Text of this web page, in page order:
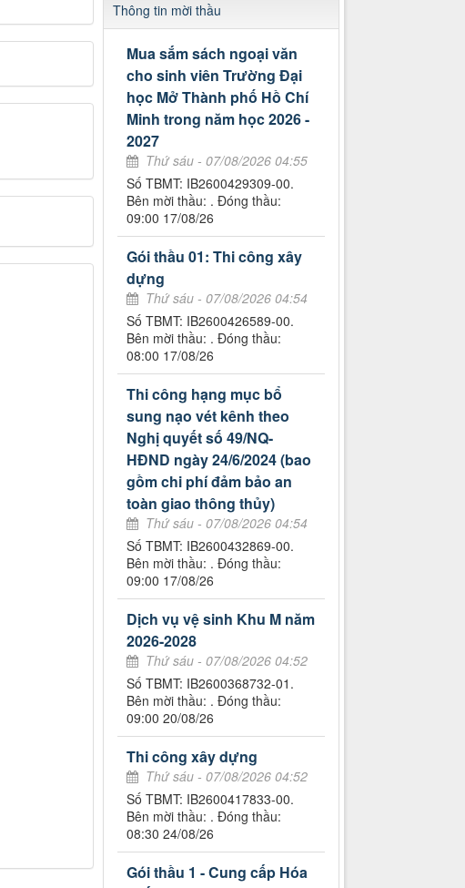
Thông tin mời thầu
Mua sắm sách ngoại văn
cho sinh viên Trường Đại
học Mở Thành phố Hồ Chí
Minh trong năm học 2026 -
2027
Thứ sáu - 07/08/2026 04:55
Số TBMT: IB2600429309-00.
Bên mời thầu: . Đóng thầu:
09:00 17/08/26
Gói thầu 01: Thi công xây
dựng
Thứ sáu - 07/08/2026 04:54
Số TBMT: IB2600426589-00.
Bên mời thầu: . Đóng thầu:
08:00 17/08/26
Thi công hạng mục bổ
sung nạo vét kênh theo
Nghị quyết số 49/NQ-
HĐND ngày 24/6/2024 (bao
gồm chi phí đảm bảo an
toàn giao thông thủy)
Thứ sáu - 07/08/2026 04:54
Số TBMT: IB2600432869-00.
Bên mời thầu: . Đóng thầu:
09:00 17/08/26
Dịch vụ vệ sinh Khu M năm
2026-2028
Thứ sáu - 07/08/2026 04:52
Số TBMT: IB2600368732-01.
Bên mời thầu: . Đóng thầu:
09:00 20/08/26
Thi công xây dựng
Thứ sáu - 07/08/2026 04:52
Số TBMT: IB2600417833-00.
Bên mời thầu: . Đóng thầu:
08:30 24/08/26
Gói thầu 1 - Cung cấp Hóa